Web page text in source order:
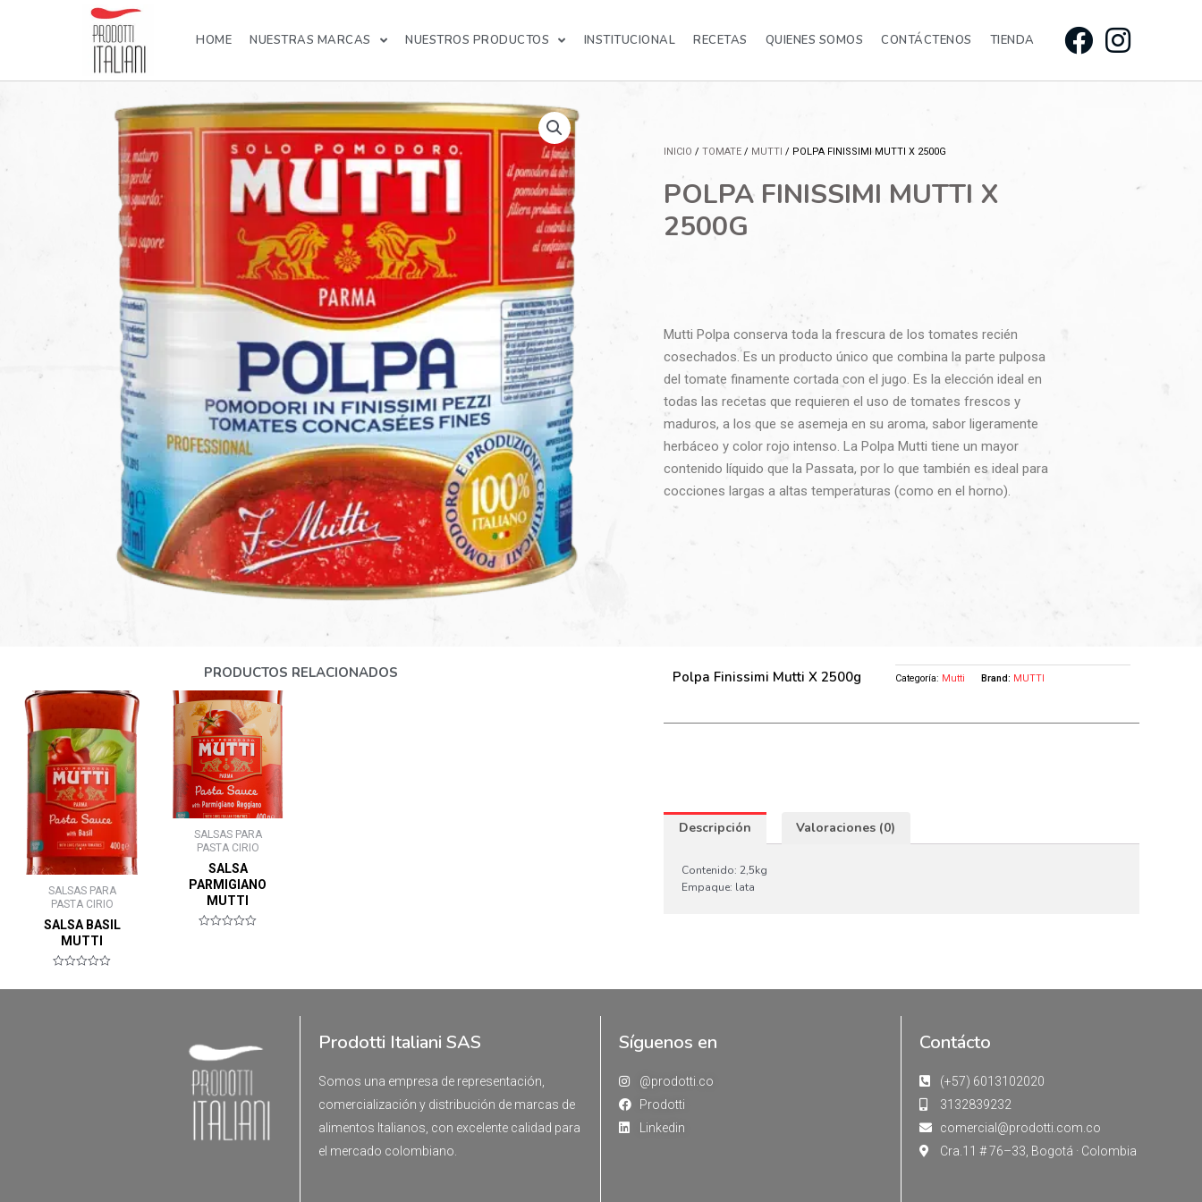
HOME NUESTRAS MARCAS NUESTROS PRODUCTOS INSTITUCIONAL RECETAS QUIENES SOMOS CONTÁCTENOS TIENDA
INICIO / TOMATE / MUTTI / POLPA FINISSIMI MUTTI X 2500G
POLPA FINISSIMI MUTTI X
2500G
Mutti Polpa conserva toda la frescura de los tomates recién
cosechados. Es un producto único que combina la parte pulposa
del tomate finamente cortada con el jugo. Es la elección ideal en
todas las recetas que requieren el uso de tomates frescos y
maduros, a los que se asemeja en su aroma, sabor ligeramente
herbáceo y color rojo intenso. La Polpa Mutti tiene un mayor
contenido líquido que la Passata, por lo que también es ideal para
cocciones largas a altas temperaturas (como en el horno).
PRODUCTOS RELACIONADOS
SALSAS PARA
PASTA CIRIO
SALSA BASIL
MUTTI
en
SALSAS PARA
PASTA CIRIO
SALSA
PARMIGIANO
MUTTI
Polpa Finissimi Mutti X 2500g Categoría: Mutti Brand: MUTTI
Descripción Valoraciones (0)
Contenido: 2,5kg
Empaque: lata
Prodotti Italiani SAS
Somos una empresa de representación,
comercialización y distribución de marcas de
alimentos Italianos, con excelente calidad para
el mercado colombiano.
Síguenos en
@prodotti.co
Prodotti
Linkedin
Contácto
(+57) 6013102020
3132839232
comercial@prodotti.com.co
Cra.11 # 76–33, Bogotá · Colombia